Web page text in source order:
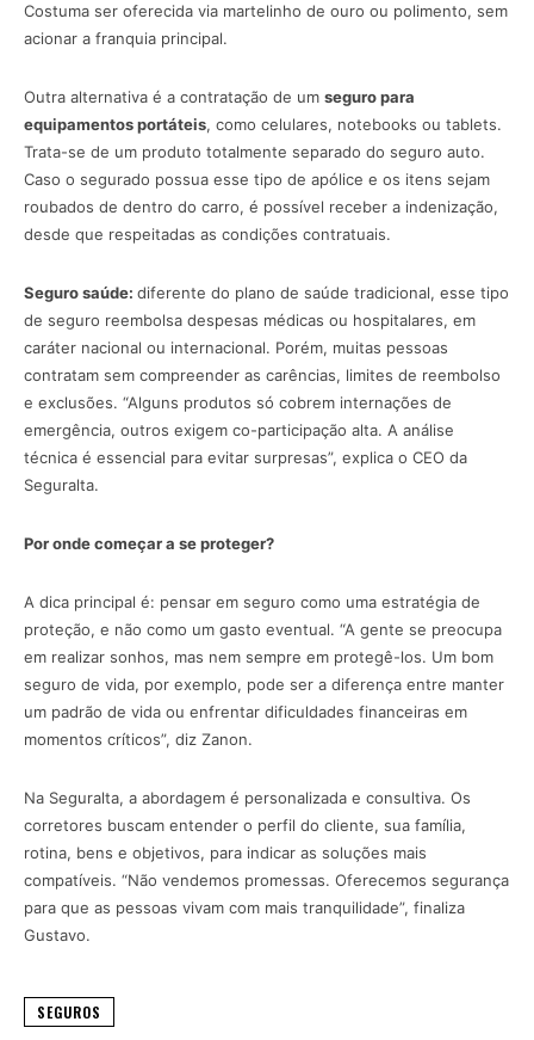
Costuma ser oferecida via martelinho de ouro ou polimento, sem
acionar a franquia principal.
Outra alternativa é a contratação de um seguro para
equipamentos portáteis, como celulares, notebooks ou tablets.
Trata-se de um produto totalmente separado do seguro auto.
Caso o segurado possua esse tipo de apólice e os itens sejam
roubados de dentro do carro, é possível receber a indenização,
desde que respeitadas as condições contratuais.
Seguro saúde: diferente do plano de saúde tradicional, esse tipo
de seguro reembolsa despesas médicas ou hospitalares, em
caráter nacional ou internacional. Porém, muitas pessoas
contratam sem compreender as carências, limites de reembolso
e exclusões. “Alguns produtos só cobrem internações de
emergência, outros exigem co-participação alta. A análise
técnica é essencial para evitar surpresas”, explica o CEO da
Seguralta.
Por onde começar a se proteger?
A dica principal é: pensar em seguro como uma estratégia de
proteção, e não como um gasto eventual. “A gente se preocupa
em realizar sonhos, mas nem sempre em protegê-los. Um bom
seguro de vida, por exemplo, pode ser a diferença entre manter
um padrão de vida ou enfrentar dificuldades financeiras em
momentos críticos”, diz Zanon.
Na Seguralta, a abordagem é personalizada e consultiva. Os
corretores buscam entender o perfil do cliente, sua família,
rotina, bens e objetivos, para indicar as soluções mais
compatíveis. “Não vendemos promessas. Oferecemos segurança
para que as pessoas vivam com mais tranquilidade”, finaliza
Gustavo.
SEGUROS